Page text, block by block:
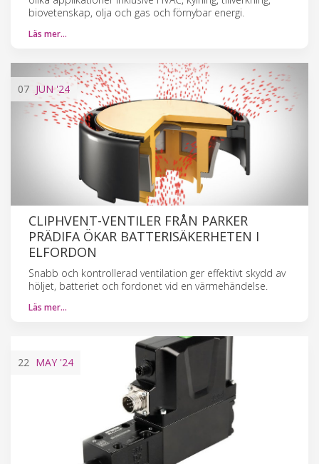
biovetenskap, olja och gas och förnybar energi.
Läs mer…
07 JUN'24
CLIPHVENT-VENTILER FRÅN PARKER
PRÄDIFA ÖKAR BATTERISÄKERHETEN I
ELFORDON
Snabb och kontrollerad ventilation ger effektivt skydd av
höljet, batteriet och fordonet vid en värmehändelse.
Läs mer…
22 MAY '24